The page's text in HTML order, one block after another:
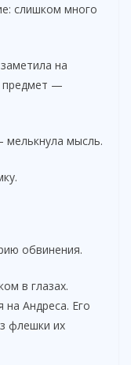
слишком много
на
предмет —
мелькнула мысль.
обвинения.
в глазах.
на Андреса. Его
флешки их